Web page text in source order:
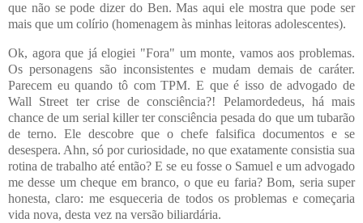
que não se pode dizer do Ben. Mas aqui ele mostra que pode ser
mais que um colírio (homenagem às minhas leitoras adolescentes).
Ok, agora que já elogiei "Fora" um monte, vamos aos problemas.
Os personagens são inconsistentes e mudam demais de caráter.
Parecem eu quando tô com TPM. E que é isso de advogado de
Wall Street ter crise de consciência?! Pelamordedeus, há mais
chance de um serial killer ter consciência pesada do que um tubarão
de terno. Ele descobre que o chefe falsifica documentos e se
desespera. Ahn, só por curiosidade, no que exatamente consistia sua
rotina de trabalho até então? E se eu fosse o Samuel e um advogado
me desse um cheque em branco, o que eu faria? Bom, seria super
honesta, claro: me esqueceria de todos os problemas e começaria
vida nova, desta vez na versão biliardária.